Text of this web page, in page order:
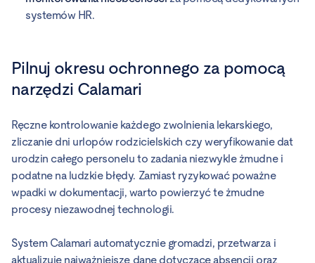
systemów HR.
Pilnuj okresu ochronnego za pomocą
narzędzi Calamari
Ręczne kontrolowanie każdego zwolnienia lekarskiego,
zliczanie dni urlopów rodzicielskich czy weryfikowanie dat
urodzin całego personelu to zadania niezwykle żmudne i
podatne na ludzkie błędy. Zamiast ryzykować poważne
wpadki w dokumentacji, warto powierzyć te żmudne
procesy niezawodnej technologii.
System Calamari automatycznie gromadzi, przetwarza i
aktualizuje najważniejsze dane dotyczące absencji oraz